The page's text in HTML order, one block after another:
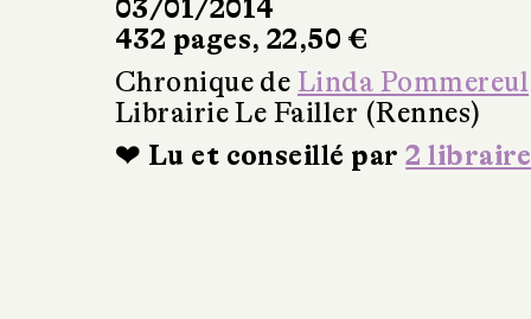
03/01/2014
432 pages, 22,50 €
Chronique de Linda Pommereul
Librairie Le Failler (Rennes)
❤ Lu et conseillé par2